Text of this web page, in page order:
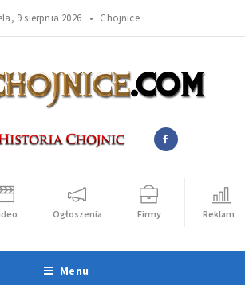
9 sierpnia 2026 • Chojnice
Ogłoszenia Firmy Reklama
Menu